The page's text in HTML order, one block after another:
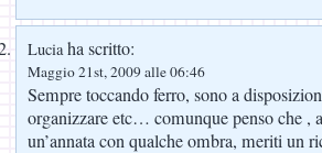
Luciaha scritto:
Maggio 21st, 2009 alle 06:46
Sempre toccando ferro, sono a
organizzare etc… comunque penso che ,
un’annata con qualche ombra, meriti un